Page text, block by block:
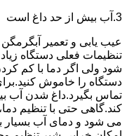
3.آب بیش از حد داغ است
عیب یابی و تعمیر
تنظیمات فعلی دستگاه
شود ولی اگر دما با کم
دستگاه را خاموش
تماس بگیرد.داغ شدن آب
کند.گاهی حتی با تنظیم
می شود و دمای آب بسیار